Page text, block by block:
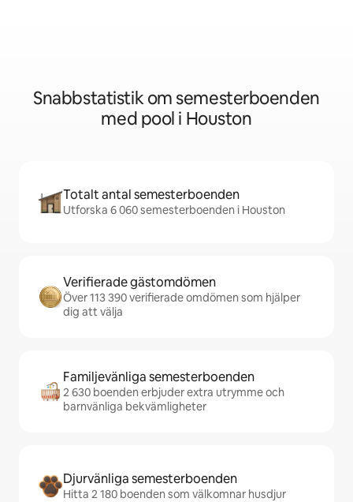
Snabbstatistik om semesterboenden
med pool i Houston
Totalt antal semesterboenden
Utforska 6 060 semesterboenden i Houston
Verifierade gästomdömen
Över 113 390 verifierade omdömen som hjälper
dig att välja
Familjevänliga semesterboenden
2 630 boenden erbjuder extra utrymme och
barnvänliga bekvämligheter
Djurvänliga semesterboenden
Hitta 2 180 boenden som välkomnar husdjur